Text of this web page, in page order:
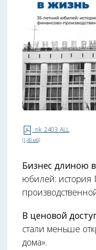
nk_2403_ALL
(1,49 мБ)
Бизнес длиною
юбилей: история
В ценовой
стали меньше
дома».